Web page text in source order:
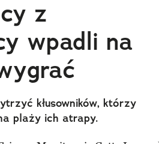
z
wpadli na
kłusowników, którzy
plaży ich atrapy.